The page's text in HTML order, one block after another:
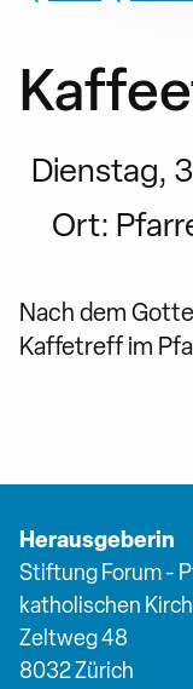
Dienstag,
Ort:
Nach dem
Kaffetreff im
Herausgeberin
Stiftung Forum -
katholischen
Zeltweg 48
8032 Zürich